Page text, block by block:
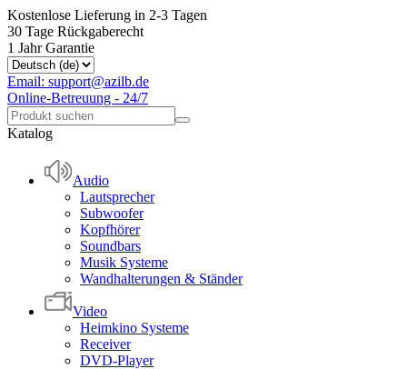
Kostenlose Lieferung in 2-3 Tagen
30 Tage Rückgaberecht
1 Jahr Garantie
Email: support@azilb.de
Online-Betreuung - 24/7
Katalog
Audio
Lautsprecher
Subwoofer
Kopfhörer
Soundbars
Musik Systeme
Wandhalterungen & Ständer
Video
Heimkino Systeme
Receiver
DVD-Player